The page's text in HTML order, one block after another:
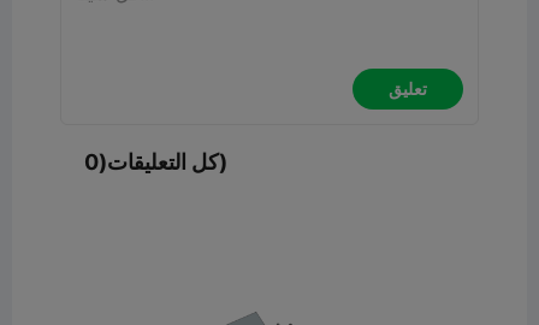
تعليق
كل التعليقات(0)